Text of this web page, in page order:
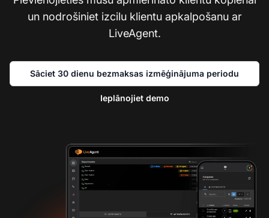
un nodrošiniet izcilu klientu apkalpošanu ar
LiveAgent.
Sāciet 30 dienu bezmaksas izmēģinājuma periodu
Ieplānojiet demo